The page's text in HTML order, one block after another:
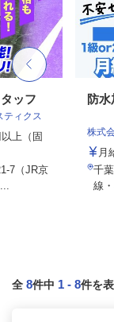
ッフ
ティクス
上（固
7（JR京
防
株式
月
千
線
全 8件中 1 - 8件を